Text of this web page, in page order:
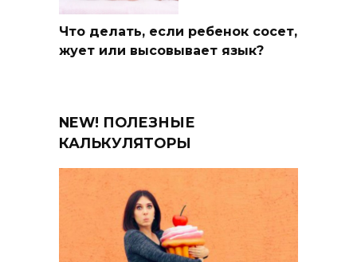
Что делать, если ребенок сосет,
жует или высовывает язык?
NEW! ПОЛЕЗНЫЕ
КАЛЬКУЛЯТОРЫ